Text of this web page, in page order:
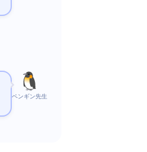
ペンギン先生